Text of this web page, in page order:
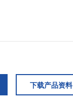
下载产品资料